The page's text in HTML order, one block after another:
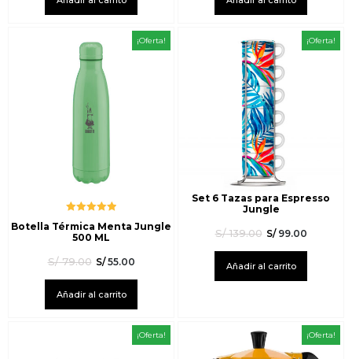
¡Oferta!
Botella Térmica Menta Jungle
500 ML
S/79.00 S/55.00
Añadir al carrito
Valorado
con5.00de
5
¡Oferta!
Set 6 Tazas para Espresso
Jungle
S/139.00 S/99.00
Añadir al carrito
¡Oferta! ¡Oferta!